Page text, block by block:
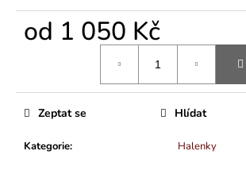
od 1 050 Kč
Kategorie: Halenky
Zeptat se Hlídat